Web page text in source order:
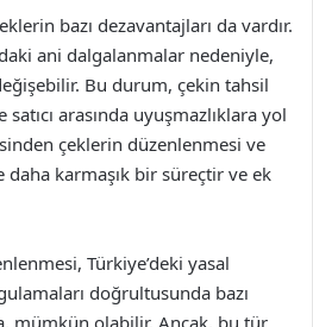
bazı dezavantajları da vardır.
ani dalgalanmalar nedeniyle,
Bu durum, çekin tahsil
satıcı arasında uyuşmazlıklara yol
çeklerin düzenlenmesi ve
karmaşık bir süreçtir ve ek
Türkiye’deki yasal
doğrultusunda bazı
mümkün olabilir. Ancak, bu tür